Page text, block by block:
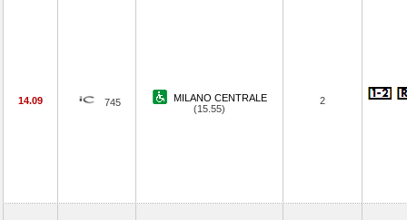
14.09 745
MILANO CENTRALE
(15.55)
2